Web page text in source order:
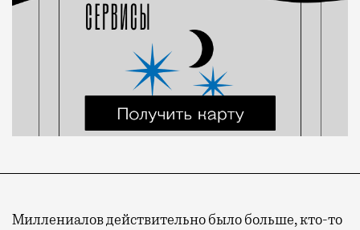
Миллениалов действительно было больше, кто-то